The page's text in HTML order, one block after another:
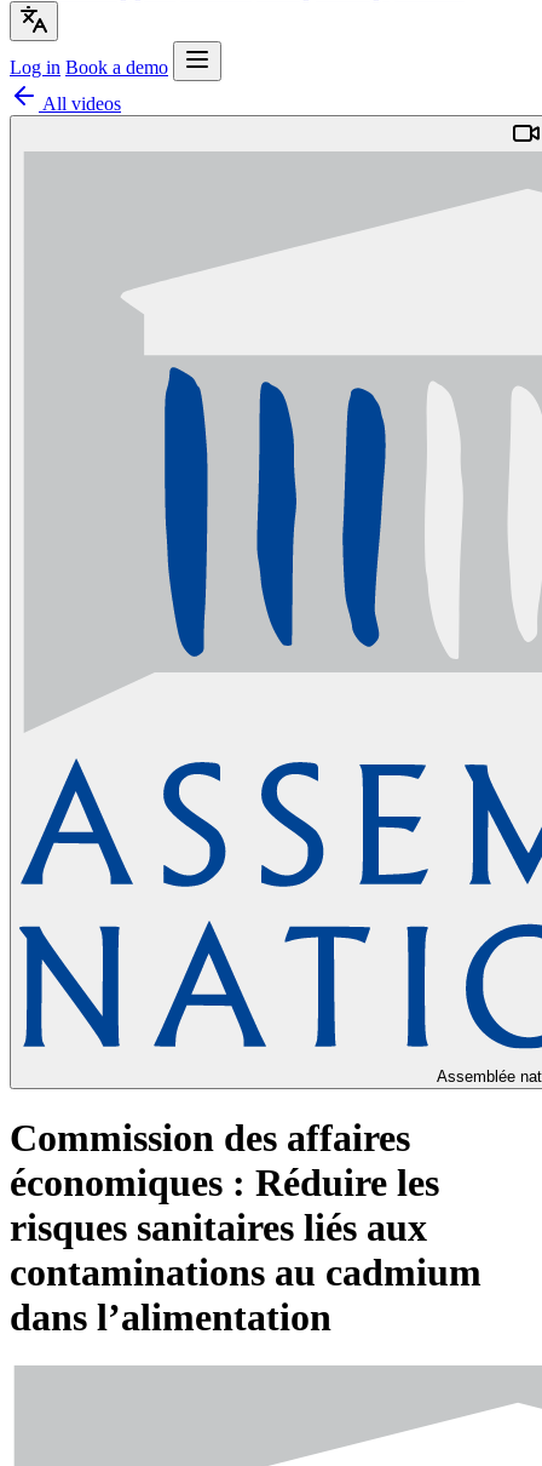
Log in Book a demo
All videos
Assemblée
Commission des affaires
économiques : Réduire les
risques sanitaires liés aux
contaminations au cadmium
dans l’alimentation